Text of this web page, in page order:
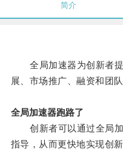
简介
全局加速器为创新者提
展、市场推广、融资和团
全局加速器跑路了
创新者可以通过全局加
指导，从而更快地实现创